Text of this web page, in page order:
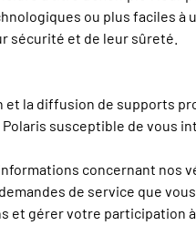
ou plus faciles à
sécurité et de leur sûreté.
et la diffusion de supports
susceptible de vous
concernant nos
de service que
et gérer votre participation